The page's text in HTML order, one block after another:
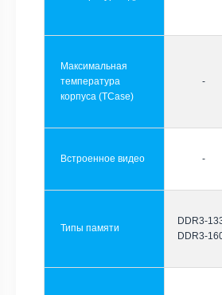
Максимальная
температура
корпуса (TCase)
-
Встроенное видео -
Типы памяти
DDR3-
DDR3-